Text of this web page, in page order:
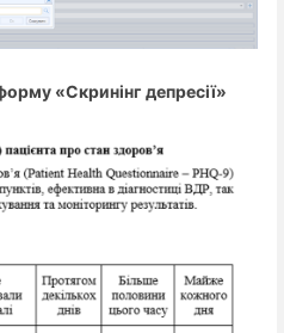
«Скринінг депресії»